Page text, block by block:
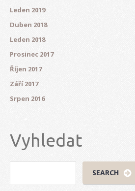
Leden 2019
Duben 2018
Leden 2018
Prosinec 2017
Říjen 2017
Září 2017
Srpen 2016
Vyhledat